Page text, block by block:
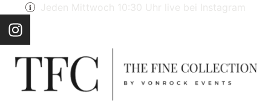
Jeden Mittwoch 10:30 Uhr live bei Instagram